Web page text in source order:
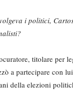
i politici,
titolare per
a partecipare con
della elezioni